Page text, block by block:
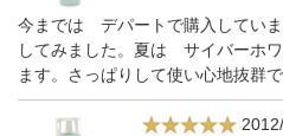
今までは デパートで購入してい
してみました。夏は サイバーホ
ます。さっぱりして使い心地抜群で